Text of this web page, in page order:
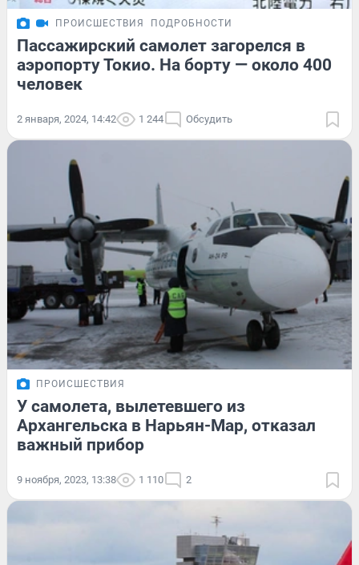
ПРОИСШЕСТВИЯ ПОДРОБНОСТИ
Пассажирский самолет загорелся в
аэропорту Токио. На борту — около 400
человек
2 января, 2024, 14:42 1 244 Обсудить
ПРОИСШЕСТВИЯ
У самолета, вылетевшего из
Архангельска в Нарьян-Мар, отказал
важный прибор
9 ноября, 2023, 13:38 1 110 2